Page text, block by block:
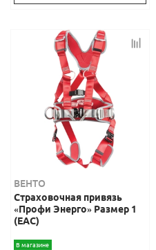
ВЕНТО
Страховочная привязь
«Профи Энерго» Размер 1
(ЕАС)
В магазине